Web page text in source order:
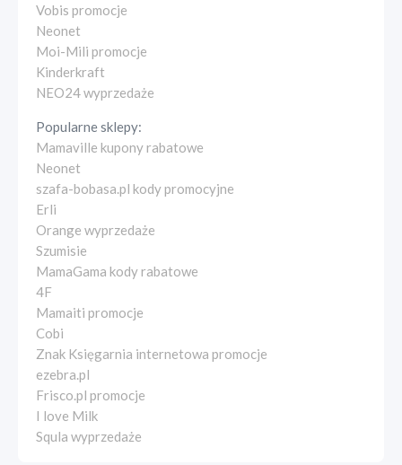
Vobis promocje
Neonet
Moi-Mili promocje
Kinderkraft
NEO24 wyprzedaże
Popularne sklepy:
Mamaville kupony rabatowe
Neonet
szafa-bobasa.pl kody promocyjne
Erli
Orange wyprzedaże
Szumisie
MamaGama kody rabatowe
4F
Mamaiti promocje
Cobi
Znak Księgarnia internetowa promocje
ezebra.pl
Frisco.pl promocje
I love Milk
Squla wyprzedaże